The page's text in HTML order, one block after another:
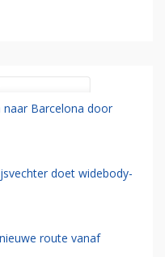
naar Barcelona door
doet widebody-
route vanaf